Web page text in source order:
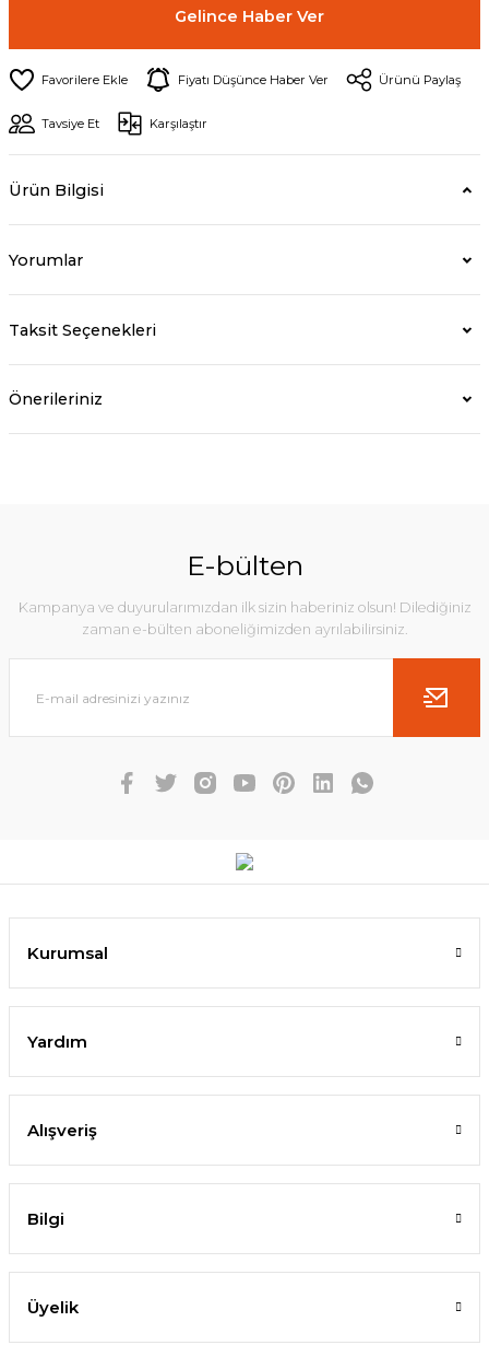
Gelince Haber Ver
Fiyatı Düşünce Haber Ver Ürünü Paylaş
Tavsiye Et Karşılaştır
Ürün Bilgisi
Yorumlar
Taksit Seçenekleri
Önerileriniz
E-bülten
Kampanya ve duyurularımızdan ilk sizin haberiniz olsun! Dilediğiniz
zaman e-bülten aboneliğimizden ayrılabilirsiniz.
Kurumsal
Yardım
Alışveriş
Bilgi
Üyelik